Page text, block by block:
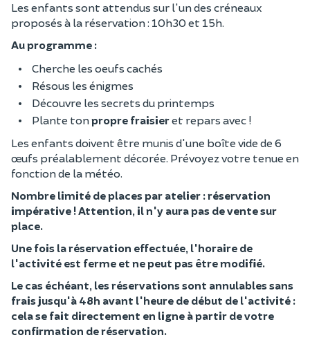
Les enfants sont attendus sur l'un des créneaux
proposés à la réservation : 10h30 et 15h.
Au programme :
Cherche les oeufs cachés
Résous les énigmes
Découvre les secrets du printemps
Plante tonpropre fraisieret repars avec !
Les enfants doivent être munis d'une boîte vide de 6
œufs préalablement décorée. Prévoyez votre tenue en
fonction de la météo.
Nombre limité de places par atelier : réservation
impérative ! Attention, il n'y aura pas de vente sur
place.
Une fois la réservation effectuée, l'horaire de
l'activité est ferme et ne peut pas être modifié.
Le cas échéant, les réservations sont annulables sans
frais jusqu'à 48h avant l'heure de début de l'activité :
cela se fait directement en ligne à partir de votre
confirmation de réservation.